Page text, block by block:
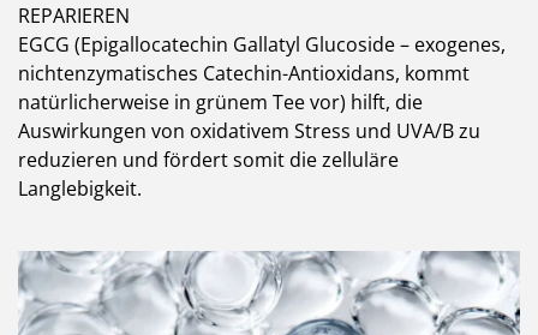
REPARIEREN
EGCG (Epigallocatechin Gallatyl Glucoside – exogenes,
nichtenzymatisches Catechin-Antioxidans, kommt
natürlicherweise in grünem Tee vor) hilft, die
Auswirkungen von oxidativem Stress und UVA/B zu
reduzieren und fördert somit die zelluläre
Langlebigkeit.